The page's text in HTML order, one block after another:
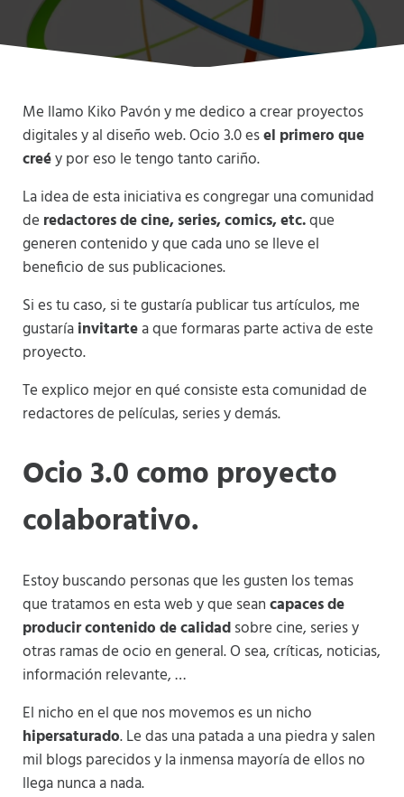
Me llamo Kiko Pavón y me dedico a crear proyectos
digitales y al diseño web. Ocio 3.0 esel primero que
creéy por eso le tengo tanto cariño.
La idea de esta iniciativa es congregar una comunidad
de redactores de cine, series, comics, etc.que
generen contenido y que cada uno se lleve el
beneficio de sus publicaciones.
Si es tu caso, si te gustaría publicar tus artículos, me
gustaríainvitartea que formaras parte activa de este
proyecto.
Te explico mejor en qué consiste esta comunidad de
redactores de películas, series y demás.
Ocio 3.0 como proyecto
colaborativo.
Estoy buscando personas que les gusten los temas
que tratamos en esta web y que seancapaces de
producir contenido de calidadsobre cine, series y
otras ramas de ocio en general. O sea, críticas, noticias,
información relevante, …
El nicho en el que nos movemos es un nicho
hipersaturado. Le das una patada a una piedra y salen
mil blogs parecidos y la inmensa mayoría de ellos no
llega nunca a nada.